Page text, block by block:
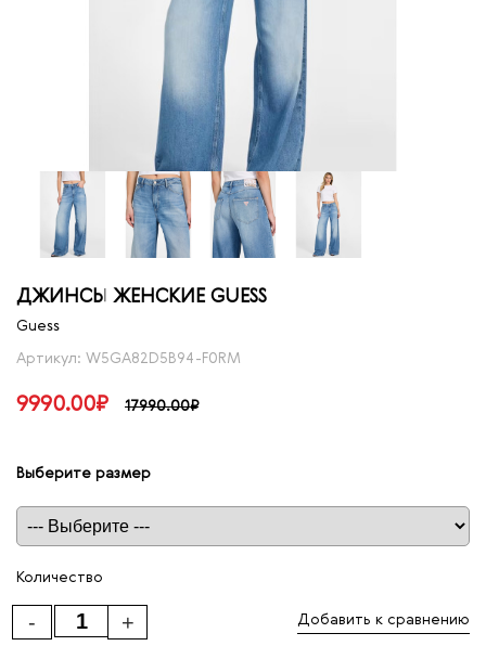
ДЖИНСЫ ЖЕНСКИЕ GUESS
Guess
Артикул: W5GA82D5B94-F0RM
9990.00₽ 17990.00₽
Выберите размер
Таблица размеров
Количество
+
- Добавить к сравнению